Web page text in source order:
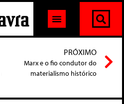
PRÓXIMO
Marx e o fio condutor do
materialismo histórico